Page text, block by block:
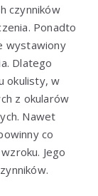
czynników
Ponadto
wystawiony
Dlatego
okulisty, w
z okularów
Nawet
co
Jego